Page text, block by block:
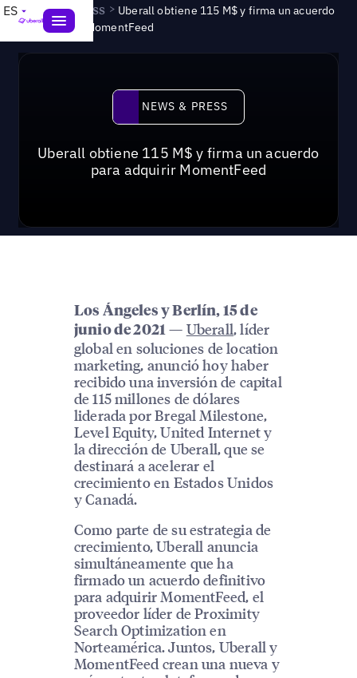
ES News & Press > Uberall obtiene 115 M$ y firma un acuerdo
para adquirir MomentFeed
News & Press
NEWS & PRESS
Uberall obtiene 115 M$ y firma un acuerdo
para adquirir MomentFeed
Los Ángeles y Berlín, 15 de
junio de 2021 — Uberall, líder
global en soluciones de location
marketing, anunció hoy haber
recibido una inversión de capital
de 115 millones de dólares
liderada por Bregal Milestone,
Level Equity, United Internet y
la dirección de Uberall, que se
destinará a acelerar el
crecimiento en Estados Unidos
y Canadá.
Como parte de su estrategia de
crecimiento, Uberall anuncia
simultáneamente que ha
firmado un acuerdo definitivo
para adquirir MomentFeed, el
proveedor líder de Proximity
Search Optimization en
Norteamérica. Juntos, Uberall y
MomentFeed crean una nueva y